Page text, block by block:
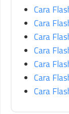
Cara
Cara
Cara
Cara
Cara
Cara
Cara